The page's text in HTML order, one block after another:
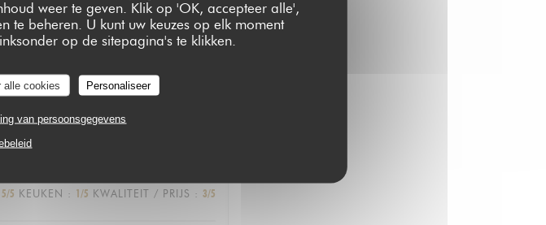
weer te geven. Klik op 'OK, accepteer alle',
te beheren. U kunt uw keuzes op elk moment
op de sitepagina's te klikken.
alle cookies Personaliseer
van persoonsgegevens
5/5 KEUKEN : 1/5 KWALITEIT / PRIJS : 3/5